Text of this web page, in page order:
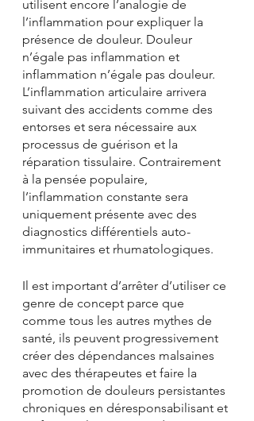
utilisent encore l’analogie de
l’inflammation pour expliquer la
présence de douleur. Douleur
n’égale pas inflammation et
inflammation n’égale pas douleur.
L’inflammation articulaire arrivera
suivant des accidents comme des
entorses et sera nécessaire aux
processus de guérison et la
réparation tissulaire. Contrairement
à la pensée populaire,
l’inflammation constante sera
uniquement présente avec des
diagnostics différentiels auto-
immunitaires et rhumatologiques.
Il est important d’arrêter d’utiliser ce
genre de concept parce que
comme tous les autres mythes de
santé, ils peuvent progressivement
créer des dépendances malsaines
avec des thérapeutes et faire la
promotion de douleurs persistantes
chroniques en déresponsabilisant et